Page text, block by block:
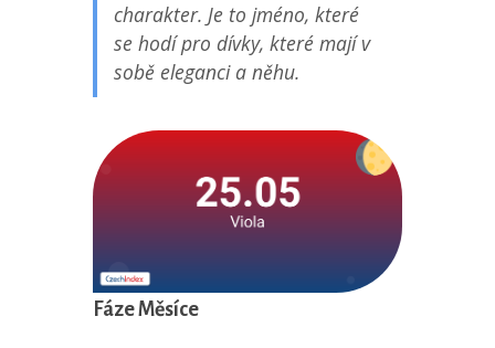
charakter. Je to jméno, které
se hodí pro dívky, které mají v
sobě eleganci a něhu.
Fáze Měsíce